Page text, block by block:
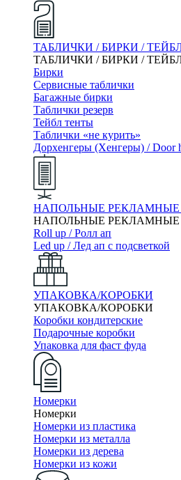
ТАБЛИЧКИ / БИРКИ /
ТАБЛИЧКИ / БИРКИ /
Бирки
Сервисные таблички
Багажные бирки
Таблички резерв
Тейбл тенты
Таблички «не курить»
Дорхенгеры (Хенгеры) / Door
НАПОЛЬНЫЕ
НАПОЛЬНЫЕ
Roll up / Ролл ап
Led up / Лед ап с подсветкой
УПАКОВКА/КОРОБКИ
УПАКОВКА/КОРОБКИ
Коробки кондитерские
Подарочные коробки
Упаковка для фаст фуда
Номерки
Номерки
Номерки из пластика
Номерки из металла
Номерки из дерева
Номерки из кожи